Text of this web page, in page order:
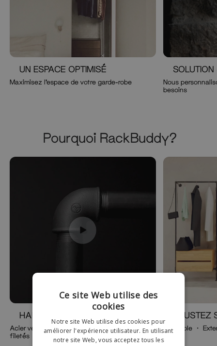
Maximisez l'espace de votre garde-robe
UN ESPACE OPTIMISÉ
Nous
besoins
SOLUTION
Pourquoi RackBuddy?
Acier véritable ・Tuyaux revêtus・Tubes
filetés
HAUTE QUALITÉ
Ajustable ・
100kg
AJUSTEZ
Ce site Web utilise des
cookies
Notre site Web utilise des cookies pour
améliorer l'expérience utilisateur. En utilisant
notre site Web, vous acceptez tous les